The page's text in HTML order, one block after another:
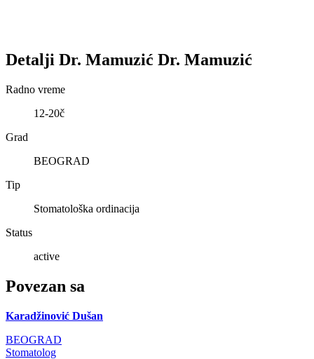
Detalji Dr. Mamuzić Dr. Mamuzić
Radno vreme
12-20č
Grad
BEOGRAD
Tip
Stomatološka ordinacija
Status
active
Povezan sa
Karadžinović Dušan
BEOGRAD
Stomatolog